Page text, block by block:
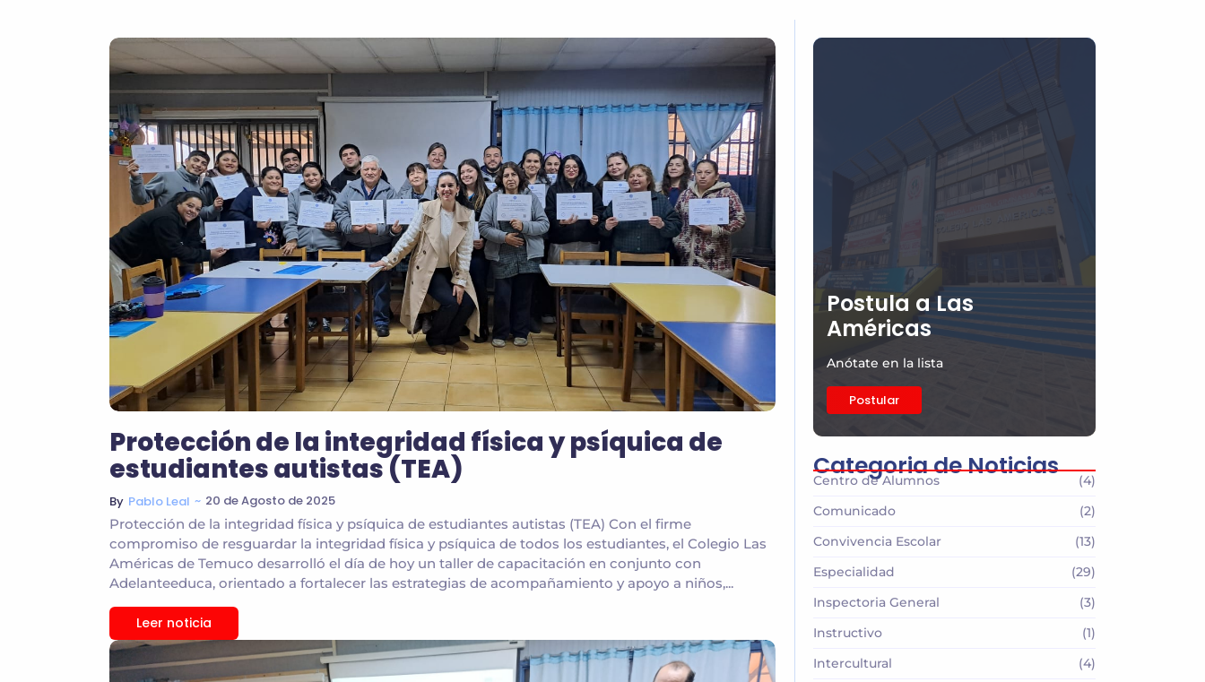
Protección de la integridad física y psíquica de
estudiantes autistas (TEA)
By Pablo Leal ~ 20 de Agosto de 2025
Protección de la integridad física y psíquica de estudiantes autistas (TEA) Con el firme
compromiso de resguardar la integridad física y psíquica de todos los estudiantes, el Colegio Las
Américas de Temuco desarrolló el día de hoy un taller de capacitación en conjunto con
Adelanteeduca, orientado a fortalecer las estrategias de acompañamiento y apoyo a niños,...
Leer noticia
Postula a Las
Américas
Anótate en la lista
Postular
Categoria de Noticias
Centro de Alumnos
(4)
Comunicado
(2)
Convivencia Escolar
(13)
Especialidad
(29)
Inspectoria General
(3)
Instructivo
(1)
Intercultural
(4)